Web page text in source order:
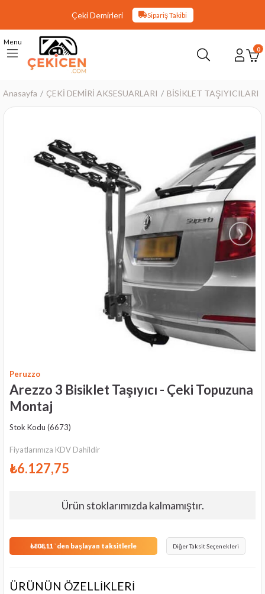
Çeki Demirleri Sipariş Takibi
Menu
0
Anasayfa ÇEKİ DEMİRİ AKSESUARLARI BİSİKLET TAŞIYICILARI
›
Peruzzo
Arezzo 3 Bisiklet Taşıyıcı - Çeki Topuzuna
Montaj
Stok Kodu (6673)
Fiyatlarımıza KDV Dahildir
₺6.127,75
Ürün stoklarımızda kalmamıştır.
₺808,11`den başlayan taksitlerle Diğer Taksit Seçenekleri
ÜRÜNÜN ÖZELLİKLERİ